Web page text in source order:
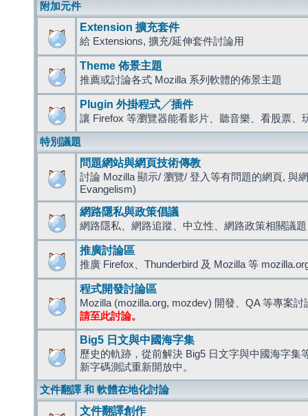
附加元件
Extension 擴充套件
給 Extensions, 擴充/延伸套件討論用
Theme 佈景主題
推薦或討論各式 Mozilla 系列軟體的佈景主題
Plugin 外掛程式╱插件
讓 Firefox 等瀏覽器能看影片、聽音樂、看股票、
特別議題
問題網站與網頁技術傳教
討論 Mozilla 顯示/ 瀏覽/ 登入等有問題的網頁, 與
Evangelism)
網路隱私與政策倡議
網路隱私、網路追蹤、中立性、網路政策相關議題
推廣討論區
推廣 Firefox、Thunderbird 及 Mozilla 等
程式開發討論區
Mozilla (mozilla.org, mozdev) 開發、QA 等專案討
請至此討論。
Big5 日文與中國海字集
歷史的軌跡，從前解決 Big5 日文字與中國海字集
新字碼測試重新開放中。
文件翻譯 和 軟體在地化討論
文件翻譯創作